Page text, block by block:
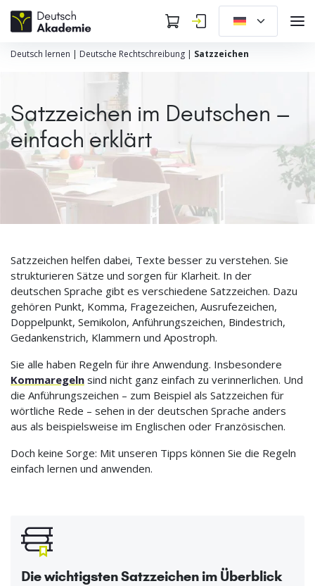
Deutsch lernen | Deutsche Rechtschreibung | Satzzeichen
Satzzeichen im Deutschen –
einfach erklärt
Satzzeichen helfen dabei, Texte besser zu verstehen. Sie
strukturieren Sätze und sorgen für Klarheit. In der
deutschen Sprache gibt es verschiedene Satzzeichen. Dazu
gehören Punkt, Komma, Fragezeichen, Ausrufezeichen,
Doppelpunkt, Semikolon, Anführungszeichen, Bindestrich,
Gedankenstrich, Klammern und Apostroph.
Sie alle haben Regeln für ihre Anwendung. Insbesondere
Kommaregeln sind nicht ganz einfach zu verinnerlichen. Und
die Anführungszeichen – zum Beispiel als Satzzeichen für
wörtliche Rede – sehen in der deutschen Sprache anders
aus als beispielsweise im Englischen oder Französischen.
Doch keine Sorge: Mit unseren Tipps können Sie die Regeln
einfach lernen und anwenden.
Die wichtigsten Satzzeichen im Überblick